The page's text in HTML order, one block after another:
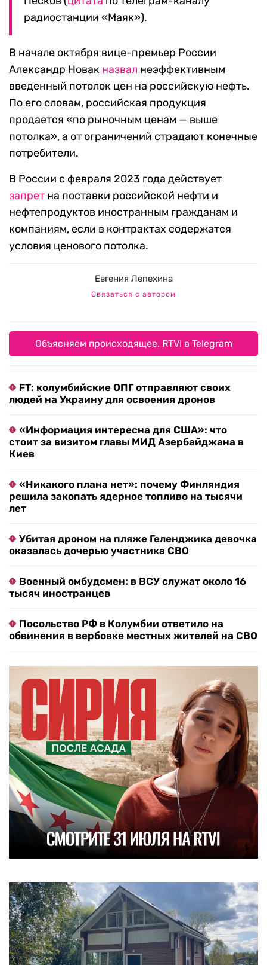
радиостанции «Маяк»).
В начале октября вице-премьер России
Александр Новак назвал неэффективным
введенный потолок цен на российскую нефть.
По его словам, российская продукция
продается «по рыночным ценам — выше
потолка», а от ограничений страдают конечные
потребители.
В России с февраля 2023 года действует
запрет на поставки российской нефти и
нефтепродуктов иностранным гражданам и
компаниям, если в контрактах содержатся
условия ценового потолка.
Евгения Лепехина
Связаться с автором
Объясняем происходящее. RTVI в Telegram
FT: колумбийские ОПГ отправляют своих
людей на Украину для освоения дронов
«Информация интересна для США»: что
стоит за визитом главы МИД Азербайджана в
Киев
«Никакого плана нет»: почему Финляндия
решила закопать ядерное топливо на тысячи
лет
Убитая дроном на пляже Геленджика девочка
оказалась дочерью участника СВО
Военный омбудсмен: в ВСУ служат около 16
тысяч иностранцев
Посольство РФ в Колумбии ответило на
обвинения в вербовке местных жителей на СВО